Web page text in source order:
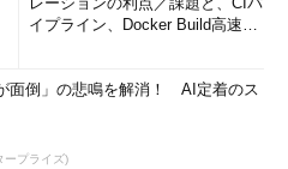
イプライン、Docker Build高速化
面倒」の悲鳴を解消！ AI定着のス
ープライズ)